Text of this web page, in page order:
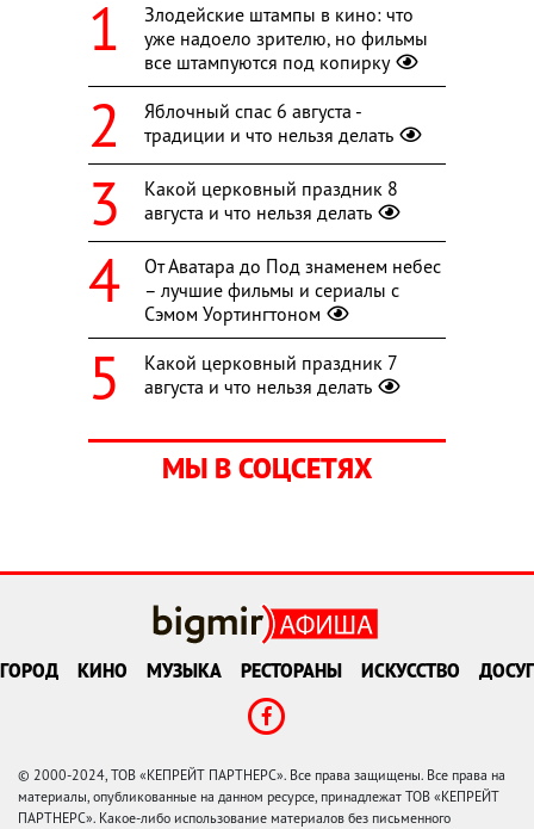
Злодейские штампы в кино: что
уже надоело зрителю, но фильмы
все штампуются под копирку
Яблочный спас 6 августа -
традиции и что нельзя делать
Какой церковный праздник 8
августа и что нельзя делать
От Аватара до Под знаменем небес
– лучшие фильмы и сериалы с
Сэмом Уортингтоном
Какой церковный праздник 7
августа и что нельзя делать
МЫ В СОЦСЕТЯХ
ГОРОД КИНО МУЗЫКА РЕСТОРАНЫ ИСКУССТВО ДОСУГ
© 2000-2024, ТОВ «КЕПРЕЙТ ПАРТНЕРС». Все права защищены. Все права на
материалы, опубликованные на данном ресурсе, принадлежат ТОВ «КЕПРЕЙТ
ПАРТНЕРС». Какое-либо использование материалов без письменного